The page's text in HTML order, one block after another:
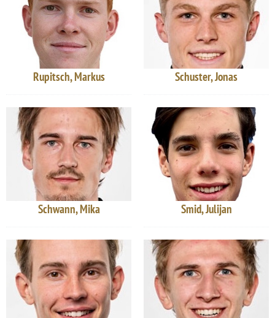
Rupitsch, Markus Schuster, Jonas
Schwann, Mika Smid, Julijan